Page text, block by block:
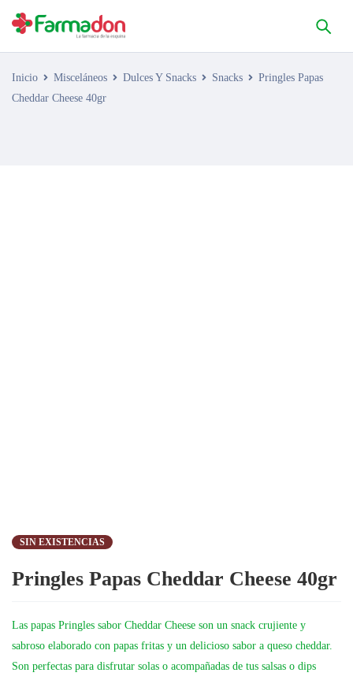
Inicio Misceláneos Dulces Y Snacks Snacks
Pringles Papas
Cheddar Cheese 40gr
SIN EXISTENCIAS
Pringles Papas Cheddar Cheese 40gr
Las papas Pringles sabor Cheddar Cheese son un snack crujiente y
sabroso elaborado con papas fritas y un delicioso sabor a queso cheddar.
Son perfectas para disfrutar solas o acompañadas de tus salsas o dips